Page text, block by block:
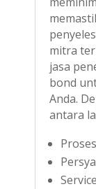
mitra
jasa
bond
Anda.
antara